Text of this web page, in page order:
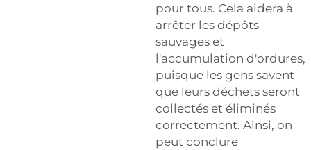
pour tous. Cela aidera à
arrêter les dépôts
sauvages et
l'accumulation d'ordures,
puisque les gens savent
que leurs déchets seront
collectés et éliminés
correctement. Ainsi, on
peut conclure